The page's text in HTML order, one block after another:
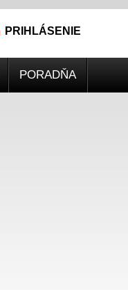
PRIHLÁSENIE
PORADŇA